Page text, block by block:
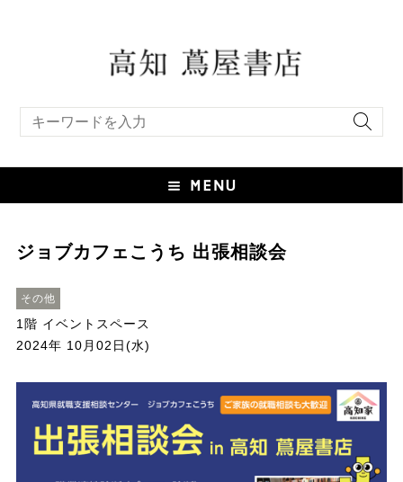
ジョブカフェこうち 出張相談会
その他
1階 イベントスペース
2024年 10月02日(水)